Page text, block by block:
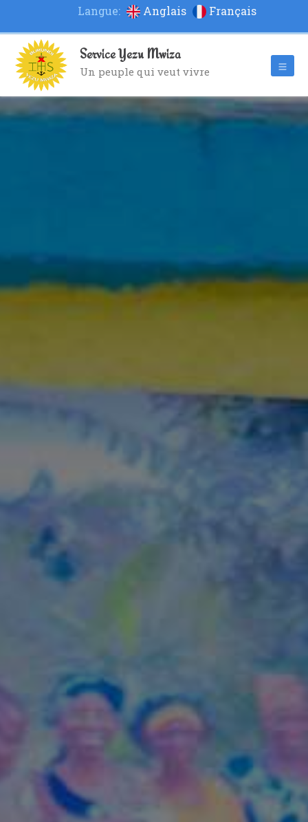
Langue: Anglais Français
Service Yezu Mwiza
Un peuple qui veut vivre